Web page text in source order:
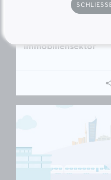
Mind:shift – Energie
Schritte zur
Immobiliensektor